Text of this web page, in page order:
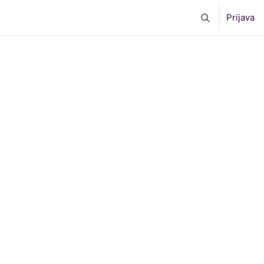
Toggle search
Prijava